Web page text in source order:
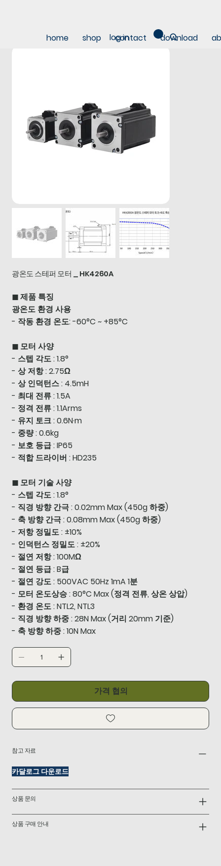
home shop contact download
log in
광온도 스테퍼 모터 _ HK4260A
◼ 제품 특징
광온도 환경 사용
- 작동 환경 온도: -60°C ~ +85°C
◼ 모터 사양
- 스텝 각도 : 1.8°
- 상 저항 : 2.75Ω
- 상 인덕턴스 : 4.5mH
- 최대 전류 : 1.5A
- 정격 전류 : 1.1Arms
- 유지 토크 : 0.6N·m
- 중량 : 0.6kg
- 보호 등급 : IP65
- 적합 드라이버 : HD235
◼ 모터 기술 사양
- 스텝 각도 : 1.8°
- 직경 방향 간극 : 0.02mm Max (450g 하중)
- 축 방향 간극 : 0.08mm Max (450g 하중)
- 저항 정밀도 : ±10%
- 인덕턴스 정밀도 : ±20%
- 절연 저항 : 100MΩ
- 절연 등급 : B급
- 절연 강도 : 500VAC 50Hz 1mA 1분
- 모터 온도상승 : 80°C Max (정격 전류, 상온 상압)
- 환경 온도 : NTL2, NTL3
- 직경 방향 하중 : 28N Max (거리 20mm 기준)
- 축 방향 하중 : 10N Max
가격 협의
참고 자료
카달로그 다운로드
상품 문의
상품 구매 안내